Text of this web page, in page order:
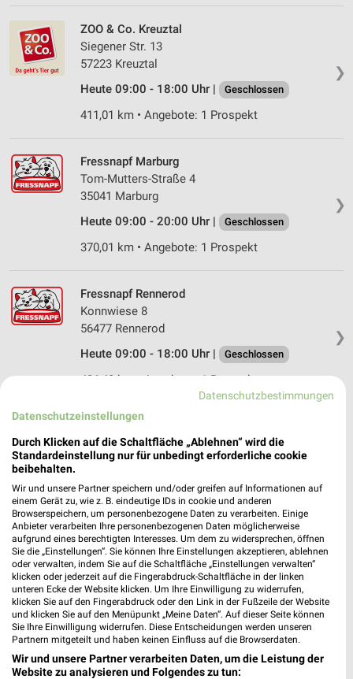
❯
ZOO & Co. Kreuztal
Siegener Str. 13
57223 Kreuztal
Heute 09:00 - 18:00 Uhr |
Geschlossen
411,01 km • Angebote: 1 Prospekt
❯
Fressnapf Marburg
Tom-Mutters-Straße 4
35041 Marburg
Heute 09:00 - 20:00 Uhr |
Geschlossen
370,01 km • Angebote: 1 Prospekt
❯
Fressnapf Rennerod
Konnwiese 8
56477 Rennerod
Heute 09:00 - 18:00 Uhr |
Geschlossen
426,48 km • Angebote: 1 Prospekt
Fressnapf Wetzlar-West
An der Kommandantur 7
35578 Wetzlar
Heute 09:00 - 18:00 Uhr | Geschlossen
405,07 km • Angebote: 1 Prospekt
Fressnapf Lollar
Rothweg 3d
35457 Lollar
Heute 09:00 - 18:00 Uhr |
Geschlossen
386,41 km • Angebote: 1 Prospekt
Datenschutzbestimmungen
Datenschutzeinstellungen
Durch Klicken auf die Schaltfläche „Ablehnen“ wird die
Standardeinstellung nur für unbedingt erforderliche cookie
beibehalten.
Wir und unsere Partner speichern und/oder greifen auf Informationen auf
einem Gerät zu, wie z. B. eindeutige IDs in cookie und anderen
Browserspeichern, um personenbezogene Daten zu verarbeiten. Einige
Anbieter verarbeiten Ihre personenbezogenen Daten möglicherweise
aufgrund eines berechtigten Interesses. Um dem zu widersprechen, öffnen
Sie die „Einstellungen“. Sie können Ihre Einstellungen akzeptieren, ablehnen
oder verwalten, indem Sie auf die Schaltfläche „Einstellungen verwalten“
klicken oder jederzeit auf die Fingerabdruck-Schaltfläche in der linken
unteren Ecke der Website klicken. Um Ihre Einwilligung zu widerrufen,
klicken Sie auf den Fingerabdruck oder den Link in der Fußzeile der Website
und klicken Sie auf den Menüpunkt „Meine Daten“. Auf dieser Seite können
Sie Ihre Einwilligung widerrufen. Diese Entscheidungen werden unseren
Partnern mitgeteilt und haben keinen Einfluss auf die Browserdaten.
Wir und unsere Partner verarbeiten Daten, um die Leistung der
Website zu analysieren und Folgendes zu tun: